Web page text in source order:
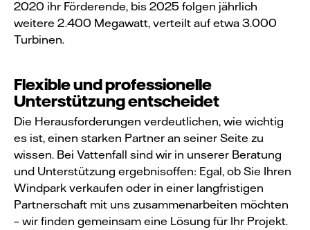
2020 ihr Förderende, bis 2025 folgen jährlich
weitere 2.400 Megawatt, verteilt auf etwa 3.000
Turbinen.
Flexible und professionelle
Unterstützung entscheidet
Die Herausforderungen verdeutlichen, wie wichtig
es ist, einen starken Partner an seiner Seite zu
wissen. Bei Vattenfall sind wir in unserer Beratung
und Unterstützung ergebnisoffen: Egal, ob Sie Ihren
Windpark verkaufen oder in einer langfristigen
Partnerschaft mit uns zusammenarbeiten möchten
– wir finden gemeinsam eine Lösung für Ihr Projekt.